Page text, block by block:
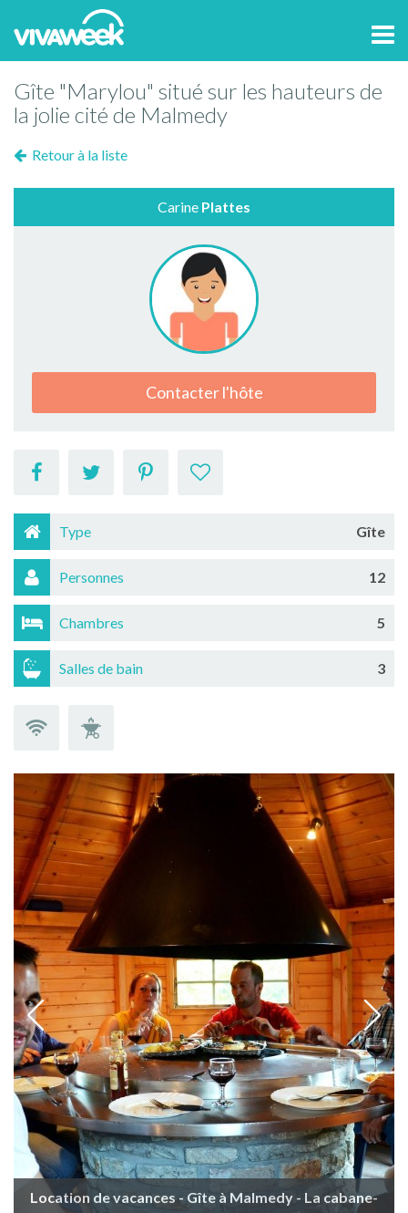
Gîte "Marylou" situé sur les hauteurs de
la jolie cité de Malmedy
Retour à la liste
Carine Plattes
Contacter l'hôte
Type Gîte
Personnes 12
Chambres 5
Salles de bain 3
Location de vacances - Gîte à Malmedy - La cabane-